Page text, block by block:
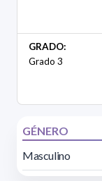
GRADO:
Grado 3
GÉNERO
Masculino